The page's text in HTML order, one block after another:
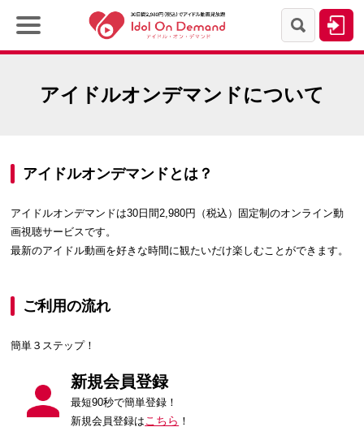
アイドルオンデマンドについて
アイドルオンデマンドとは？
アイドルオンデマンドは30日間2,980円（税込）固定制のオンライン動
画視聴サービスです。
最新のアイドル動画を好きな時間に観たいだけ楽しむことができます。
ご利用の流れ
簡単３ステップ！
新規会員登録
最短90秒で簡単登録！
新規会員登録は こちら ！